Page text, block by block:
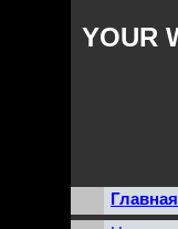
YOUR
Главная